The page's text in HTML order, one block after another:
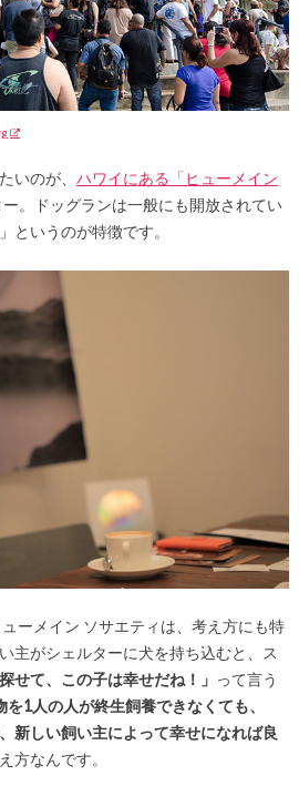
いのが、 ハワイにある「ヒューメイン
。ドッグランは一般にも開放されてい
というのが特徴です。
ューメイン ソサエティは、考え方にも特
主がシェルターに犬を持ち込むと、ス
せて、この子は幸せだね！」 って言う
1人の人が終生飼養できなくても、
新しい飼い主によって幸せになれば良
方なんです。